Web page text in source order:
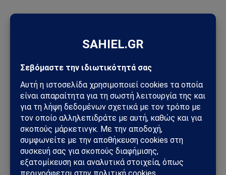
τον έλεγχο του GSI – Η Γαλλία μπαίνει δυναμικά στο
Σαουδική Αραβία – Υεμένη: Το Ριάντ προετοιμάζει μεγάλη
στρατιωτική επιχείρηση – Στο επίκεντρο Ερυθρά Θάλασσα και
Bab al-Mandab
Φωτιά στη Δυτική Αττική: Πύρινος κλοιός στα Μέγαρα –
Εκκενώσεις με 112 και μάχη με τις φλόγες
Μέγαρα: Γυναίκα παρασύρθηκε από συρμό του Προαστιακού –